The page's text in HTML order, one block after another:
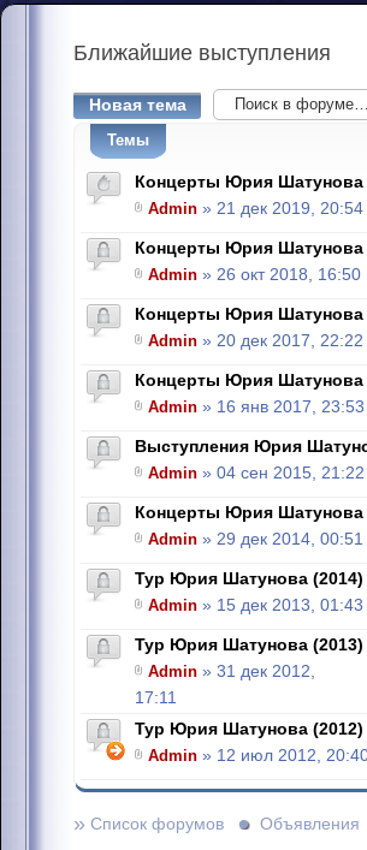
Ближайшие выступления
Новая тема
Темы
Концерты Юрия Шатунова
Admin » 21 дек 2019, 20:54
Концерты Юрия Шатунова
Admin » 26 окт 2018, 16:50
Концерты Юрия Шатунова
Admin » 20 дек 2017, 22:22
Концерты Юрия Шатунова
Admin » 16 янв 2017, 23:53
Выступления Юрия
Admin » 04 сен 2015, 21:22
Концерты Юрия Шатунова
Admin » 29 дек 2014, 00:51
Тур Юрия Шатунова (2014)
Admin » 15 дек 2013, 01:43
Тур Юрия Шатунова (2013)
Admin » 31 дек 2012,
17:11
Тур Юрия Шатунова (2012)
Admin » 12 июл 2012,
» Список форумов Объявления